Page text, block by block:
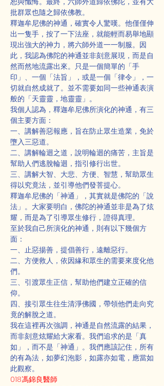
批群眾也隨之歸依佛教。
釋迦牟尼佛的神通，確實令人驚嘆。他僅僅伸
出一隻手，按了一下法座，就能輕而易舉地顯
現出強大的神力，將六師外道一一制服。因
此，我認為佛陀的神通並非刻意展現，而是自
然而然地流露出來。只是一個簡單的「手
印」、一個「法旨」，或是一個「律令」，一
切就自然成就了。並不需要如同一些神通表演
般的「天靈靈，地靈靈」。
我個人認為，釋迦牟尼佛所演化的神通，有三
個主要方面：
一、講解善惡報應，旨在防止眾生造業，免於
墮入三惡道。
二、講解輪迴之道，說明輪迴的痛苦，主旨是
幫助人們逃脫輪迴，指引修行出世。
三、講解大智、大悲、方便、智慧，幫助眾生
得以究竟法，並引導他們發菩提心。
釋迦牟尼佛的「神通」，其實就是佛陀的「說
法」。大家要明白，佛陀的神通並非是為了炫
耀，而是為了引導眾生修行，證得真理。
至於我自己所演化的神通，則有以下幾個方
面：
一、止惡揚善，提倡善行，遠離惡行。
二、方便救人，依因緣和眾生的需要來度化他
們。
三、引渡眾生正信，幫助他們建立正確的信
仰。
四、接引眾生往生清淨佛國，帶領他們走向究
竟的解脫之道。
我在這裡再次強調，神通是自然流露的結果，
而非刻意炫耀給大家看。我們追求的是「真
如」，而不是「神通」。我們應該記住，所有
的有為法，如夢幻泡影，如露亦如電，應當如
此觀察。
018馮錦良醫師